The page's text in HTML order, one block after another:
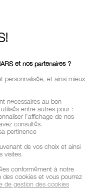
et nos partenaires ?
personnalisée, et ainsi mieux
nécessaires au bon
entre autres pour :
l’affichage de nos
consultés.
pertinence
de vos choix et ainsi
visites.
conformément à notre
des cookies et vous pourrez
de gestion des cookies